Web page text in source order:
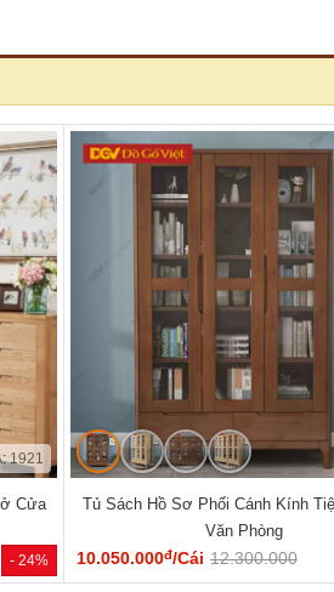
- 24%
1921
Cửa
Tủ Sách Hồ Sơ Phối Cánh Kính
Văn Phòng
10.050.000đ/Cái 12.300.000